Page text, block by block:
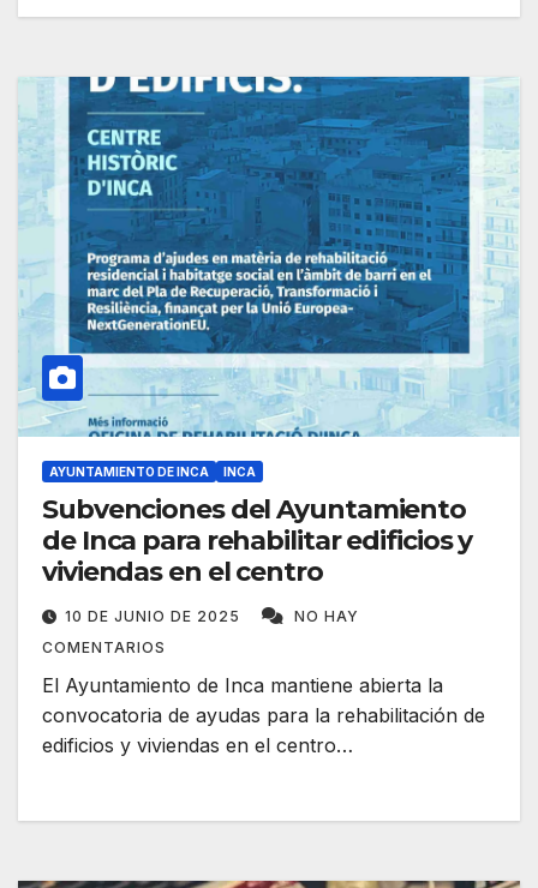
AYUNTAMIENTO DE INCA INCA
Subvenciones del Ayuntamiento
de Inca para rehabilitar edificios y
viviendas en el centro
10 DE JUNIO DE 2025
NO HAY
COMENTARIOS
El Ayuntamiento de Inca mantiene abierta la
convocatoria de ayudas para la rehabilitación de
edificios y viviendas en el centro…